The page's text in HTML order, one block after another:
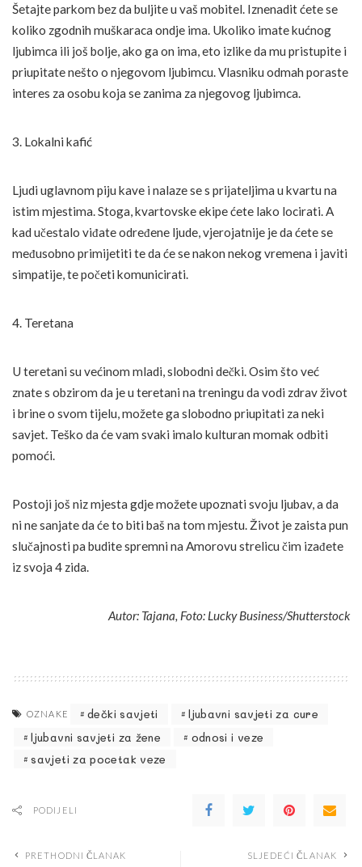
Šetajte parkom bez da buljite u vaš mobitel. Iznenadit ćete se
koliko zgodnih muškaraca ondje ima. Ukoliko imate kućnog
ljubimca ili još bolje, ako ga on ima, eto izlike da mu pristupite i
priupitate nešto o njegovom ljubimcu. Vlasniku odmah poraste
interes za osobu koja se zanima za njegovog ljubimca.
3. Lokalni kafić
Ljudi uglavnom piju kave i nalaze se s prijateljima u kvartu na
istim mjestima. Stoga, kvartovske ekipe ćete lako locirati. A
kad učestalo viđate određene ljude, vjerojatnije je da ćete se
međusobno primijetiti te da će se nakon nekog vremena i javiti
simpatije, te početi komunicirati.
4. Teretana
U teretani su većinom mladi, slobodni dečki. Osim što već
znate s obzirom da je u teretani na treningu da vodi zdrav život
i brine o svom tijelu, možete ga slobodno priupitati za neki
savjet. Teško da će vam svaki imalo kulturan momak odbiti
pomoći.
Postoji još niz mjesta gdje možete upoznati svoju ljubav, a da
ni ne sanjate da će to biti baš na tom mjestu. Život je zaista pun
slučajnosti pa budite spremni na Amorovu strelicu čim izađete
iz svoja 4 zida.
Autor: Tajana, Foto: Lucky Business/Shutterstock
OZNAKE dečki savjeti
ljubavni savjeti za cure
ljubavni savjeti za žene
odnosi i veze
savjeti za pocetak veze
PODIJELI
PRETHODNI ČLANAK SLJEDEĆI ČLANAK